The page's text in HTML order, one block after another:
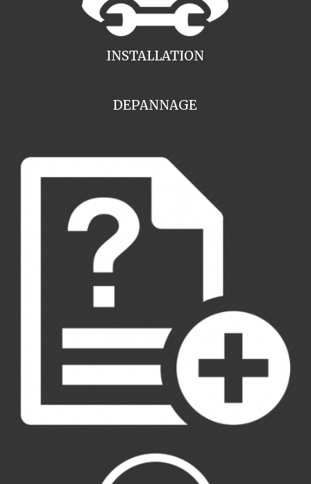
INSTALLATION
DEPANNAGE